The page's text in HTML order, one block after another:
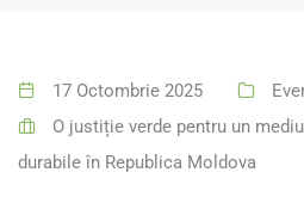
17 Octombrie 2025
O justiție verde pentru un
durabile în Republica Moldova